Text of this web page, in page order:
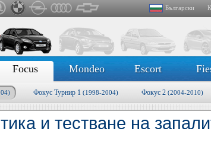
Български
Focus Mondeo Escort
Фокус Турнир 1 (1998-2004) Фокус 2 (2004-2010)
и тестване на